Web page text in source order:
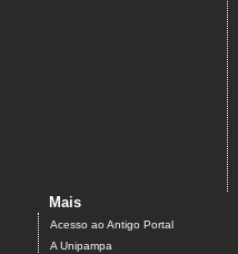
Mais
Acesso ao Antigo Portal
A Unipampa